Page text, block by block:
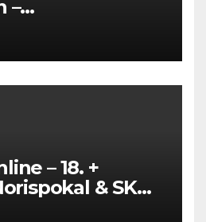
–
–
– 18. +
& SK